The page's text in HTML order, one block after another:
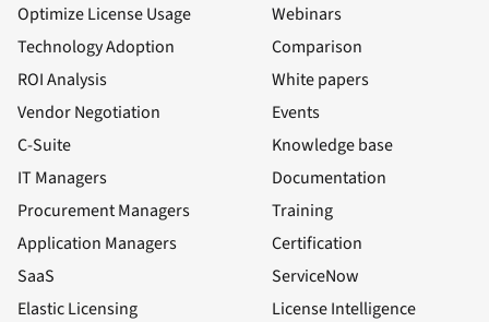
Optimize License Usage
Technology Adoption
ROI Analysis
Vendor Negotiation
C-Suite
IT Managers
Procurement Managers
Application Managers
SaaS
Elastic Licensing
Webinars
Comparison
White papers
Events
Knowledge base
Documentation
Training
Certification
ServiceNow
License Intelligence